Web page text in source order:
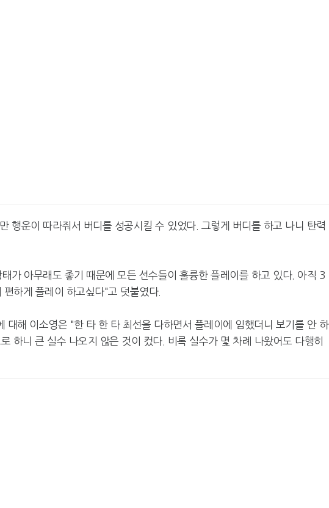
행운이 따라줘서 버디를 성공시킬 수 있었다. 그렇게 버디를 하고 나니 탄력
가 아무래도 좋기 때문에 모든 선수들이 훌륭한 플레이를 하고 있다. 아직 3
하게 플레이 하고싶다"고 덧붙였다.
대해 이소영은 "한 타 한 타 최선을 다하면서 플레이에 임했더니 보기를 안 하
하니 큰 실수 나오지 않은 것이 컸다. 비록 실수가 몇 차례 나왔어도 다행히